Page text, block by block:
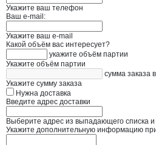
Укажите ваш телефон
Ваш e-mail:
Укажите ваш e-mail
Какой объём вас интересует?
укажите объём партии
Укажите объём партии
сумма заказа
Укажите сумму заказа
Нужна доставка
Введите адрес доставки
Выберите адрес из выпадающего списка
Укажите дополнительную информацию